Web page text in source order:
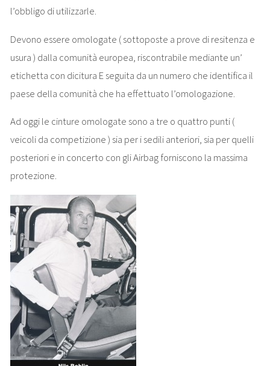
l’obbligo di utilizzarle.
Devono essere omologate ( sottoposte a prove di resitenza e
usura ) dalla comunità europea, riscontrabile mediante un’
etichetta con dicitura E seguita da un numero che identifica il
paese della comunità che ha effettuato l’omologazione.
Ad oggi le cinture omologate sono a tre o quattro punti (
veicoli da competizione ) sia per i sedili anteriori, sia per quelli
posteriori e in concerto con gli Airbag forniscono la massima
protezione.